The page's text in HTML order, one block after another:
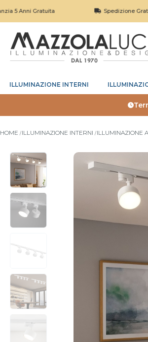
Gratuita Spedizione Gratuita Per
ILLUMINAZIONE INTERNI
HOME ILLUMINAZIONE INTERNI ILLUMINAZIONE